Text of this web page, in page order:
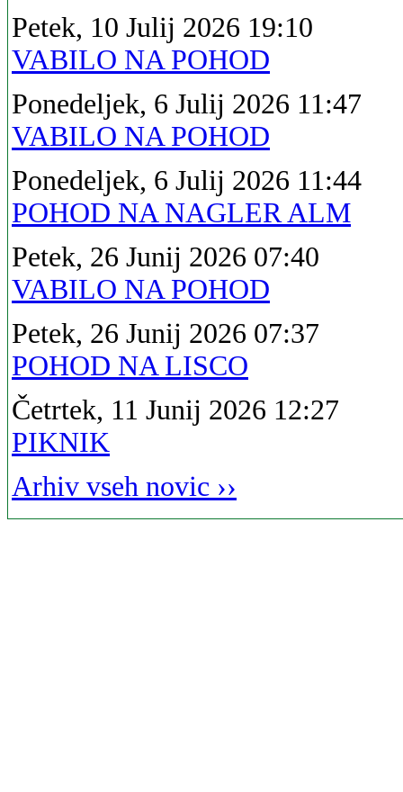
Petek, 10 Julij 2026 19:10
VABILO NA POHOD
Ponedeljek, 6 Julij 2026 11:47
VABILO NA POHOD
Ponedeljek, 6 Julij 2026 11:44
POHOD NA NAGLER ALM
Petek, 26 Junij 2026 07:40
VABILO NA POHOD
Petek, 26 Junij 2026 07:37
POHOD NA LISCO
Četrtek, 11 Junij 2026 12:27
PIKNIK
Arhiv vseh novic ››